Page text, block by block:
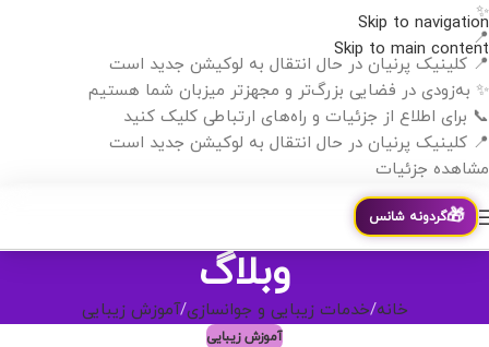
Skip to navigation
Skip to main content
✨
📍
📍 کلینیک پرنیان در حال انتقال به لوکیشن جدید است
✨ به‌زودی در فضایی بزرگ‌تر و مجهزتر میزبان شما هستیم
📞 برای اطلاع از جزئیات و راه‌های ارتباطی کلیک کنید
📍 کلینیک پرنیان در حال انتقال به لوکیشن جدید است
مشاهده جزئیات
🎁گردونه شانس
وبلاگ
خانه خدمات زیبایی و جوانسازی آموزش زیبایی
آموزش زیبایی